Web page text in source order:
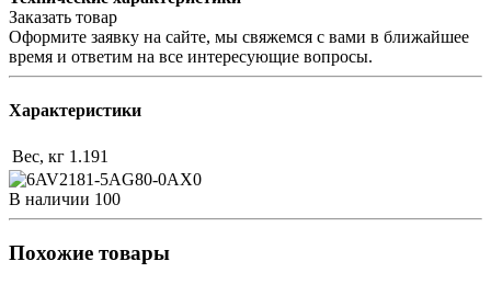
Заказать товар
Оформите заявку на сайте, мы свяжемся с вами в ближайшее
время и ответим на все интересующие вопросы.
Характеристики
Вес, кг 1.191
В наличии 100
Похожие товары